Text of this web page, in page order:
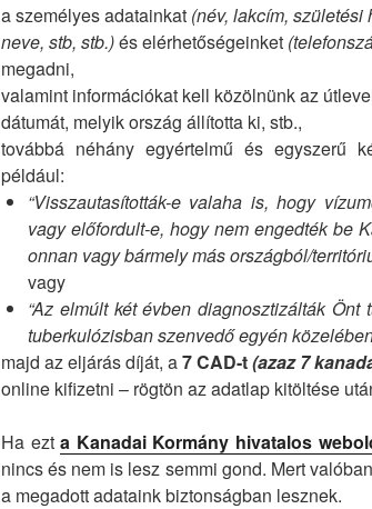
a személyes adatainkat (név, lakcím,
neve, stb, stb.)és elérhetőségeinket
megadni,
valamint információkat kell közölnünk az
dátumát, melyik ország állította ki, stb.,
továbbá néhány egyértelmű és egyszerű
például:
“Visszautasították-e valaha is, hogy
vagy előfordult-e, hogy nem engedték be
onnan vagy bármely más országból/
vagy
“Az elmúlt két évben diagnosztizálták Önt
tuberkulózisban szenvedő egyén
majd az eljárás díját, a7 CAD-t(azaz 7
online kifizetni – rögtön az adatlap kitöltése
Ha ezta Kanadai Kormány hivatalos
nincs és nem is lesz semmi gond. Mert
a megadott adataink biztonságban lesznek.